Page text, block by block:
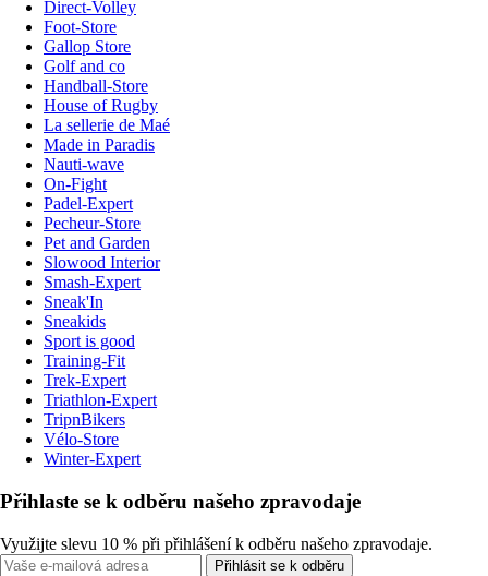
Direct-Volley
Foot-Store
Gallop Store
Golf and co
Handball-Store
House of Rugby
La sellerie de Maé
Made in Paradis
Nauti-wave
On-Fight
Padel-Expert
Pecheur-Store
Pet and Garden
Slowood Interior
Smash-Expert
Sneak'In
Sneakids
Sport is good
Training-Fit
Trek-Expert
Triathlon-Expert
TripnBikers
Vélo-Store
Winter-Expert
Přihlaste se k odběru našeho zpravodaje
Využijte slevu 10 % při přihlášení k odběru našeho zpravodaje.
Přihlásit se k odběru